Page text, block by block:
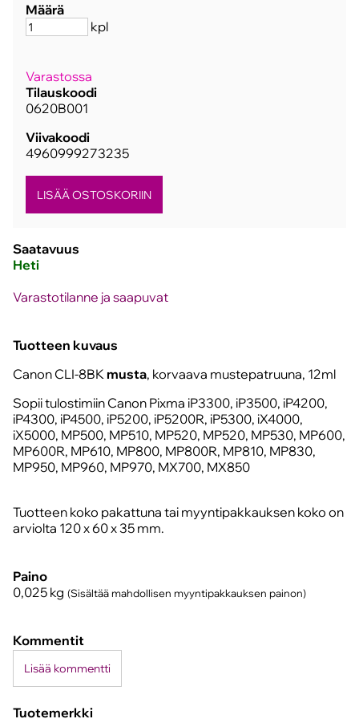
Määrä
kpl
Varastossa
Tilauskoodi
0620B001
Viivakoodi
4960999273235
Saatavuus
Heti
Varastotilanne ja saapuvat
Tuotteen kuvaus
Canon CLI-8BK musta, korvaava mustepatruuna, 12ml
Sopii tulostimiin Canon Pixma iP3300, iP3500, iP4200,
iP4300, iP4500, iP5200, iP5200R, iP5300, iX4000,
iX5000, MP500, MP510, MP520, MP520, MP530, MP600,
MP600R, MP610, MP800, MP800R, MP810, MP830,
MP950, MP960, MP970, MX700, MX850
Tuotteen koko pakattuna tai myyntipakkauksen koko on
arviolta 120 x 60 x 35 mm.
Paino
0,025 kg (Sisältää mahdollisen myyntipakkauksen painon)
Kommentit
Lisää kommentti
Tuotemerkki